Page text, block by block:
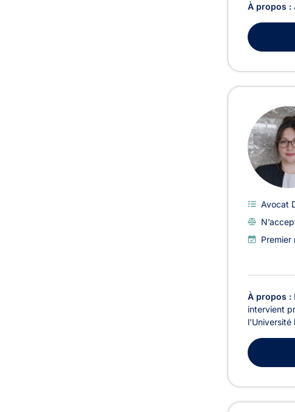
À propos :
Avocat
À propos :
intervient
l'Université